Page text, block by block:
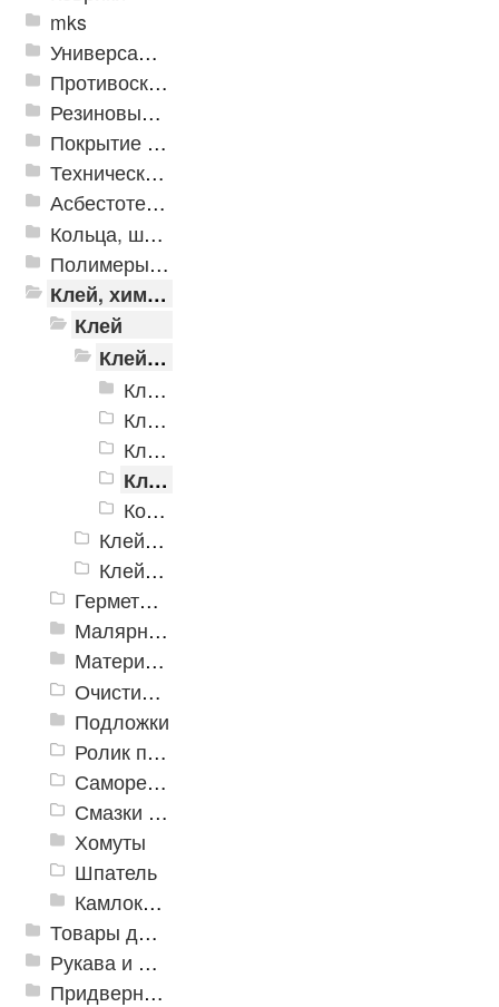
mks
Универсальные модульные покрытия
Противоскользящая защита для лестниц, профили, ленты
Резиновые и ПВХ дорожки
Покрытие из резиновой крошки
Техническая резина
Асбестотехнические и теплоизоляционные материалы
Кольца, шайбы, манжеты
Полимеры и пластики
Клей, химия, сопутствующие товары
Клей
Клей Forbo
Клеи для виниловых и ПВХ-покрытий
Клеи для резиновых (эластомерных) покрытий
Клей для искусственной травы
Клей токопроводящий
Контактные клеи
Клей для эластомеров и резины
Клей универсальный
Герметики
Малярный инструмент
Материалы для подготовки оснований
Очиститель
Подложки
Ролик прикаточный
Саморезы, дюбеля, шурупы
Смазки промышленные
Хомуты
Шпатель
Камлоки (переходники) Ремонтные соединения
Товары для дома
Рукава и шланги промышленные
Придверные решетки